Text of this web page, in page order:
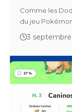
Comme les
du jeu
3